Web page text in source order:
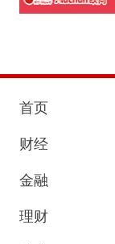
首页
财经
金融
理财